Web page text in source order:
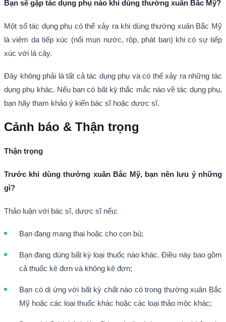
Bạn sẽ gặp tác dụng phụ nào khi dùng thường xuân Bắc Mỹ?
Một số tác dụng phụ có thể xảy ra khi dùng thường xuân Bắc Mỹ
là viêm da tiếp xúc (nổi mụn nước, rộp, phát ban) khi có sự tiếp
xúc với lá cây.
Đây không phải là tất cả tác dụng phụ và có thể xảy ra những tác
dụng phụ khác. Nếu bạn có bất kỳ thắc mắc nào về tác dụng phụ,
bạn hãy tham khảo ý kiến bác sĩ hoặc dược sĩ.
Cảnh báo & Thận trọng
Thận trọng
Trước khi dùng thường xuân Bắc Mỹ, bạn nên lưu ý những
gì?
Thảo luận với bác sĩ, dược sĩ nếu:
Bạn đang mang thai hoặc cho con bú;
Bạn đang dùng bất kỳ loại thuốc nào khác. Điều này bao gồm
cả thuốc kê đơn và không kê đơn;
Bạn có dị ứng với bất kỳ chất nào có trong thường xuân Bắc
Mỹ hoặc các loại thuốc khác hoặc các loại thảo mộc khác;